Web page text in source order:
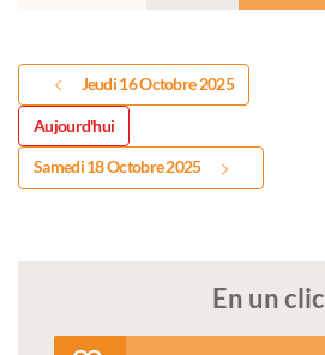
Jeudi 16 Octobre 2025
Aujourd'hui
Samedi 18 Octobre 2025
En un clic